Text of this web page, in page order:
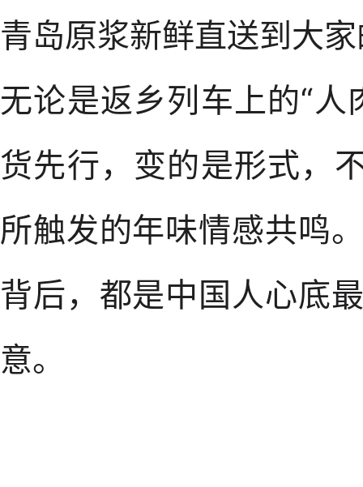
青岛原浆新鲜直送到大
无论是返乡列车上的“
货先行，变的是形式，
所触发的年味情感共鸣
背后，都是中国人心底
意。